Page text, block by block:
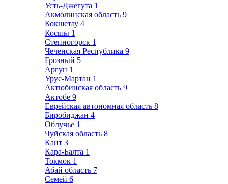
Усть-Джегута 1
Акмолинская область 9
Кокшетау 4
Косшы 1
Степногорск 1
Чеченская Республика 9
Грозный 5
Аргун 1
Урус-Мартан 1
Актюбинская область 9
Актобе 9
Еврейская автономная область 8
Биробиджан 4
Облучье 1
Чуйская область 8
Кант 3
Кара-Балта 1
Токмок 1
Абай область 7
Семей 6